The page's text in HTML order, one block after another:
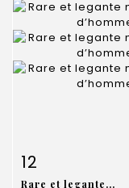
Fiche détaillée
12
Rare et legante...